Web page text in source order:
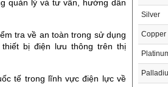
quản lý và tư vấn, hướng dẫn
tra về an toàn trong sử dụng
bị điện lưu thông trên thị
tế trong lĩnh vực điện lực về
Silver
Copper